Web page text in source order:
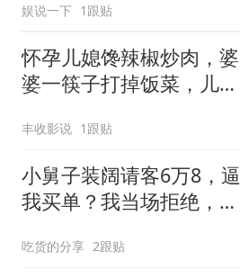
娱说一下 1跟贴
怀孕儿媳馋辣椒炒肉，婆
婆一筷子打掉饭菜，儿媳
丰收影说 1跟贴
小舅子装阔请客6万8，逼
我买单？我当场拒绝，他
吃货的分享 2跟贴